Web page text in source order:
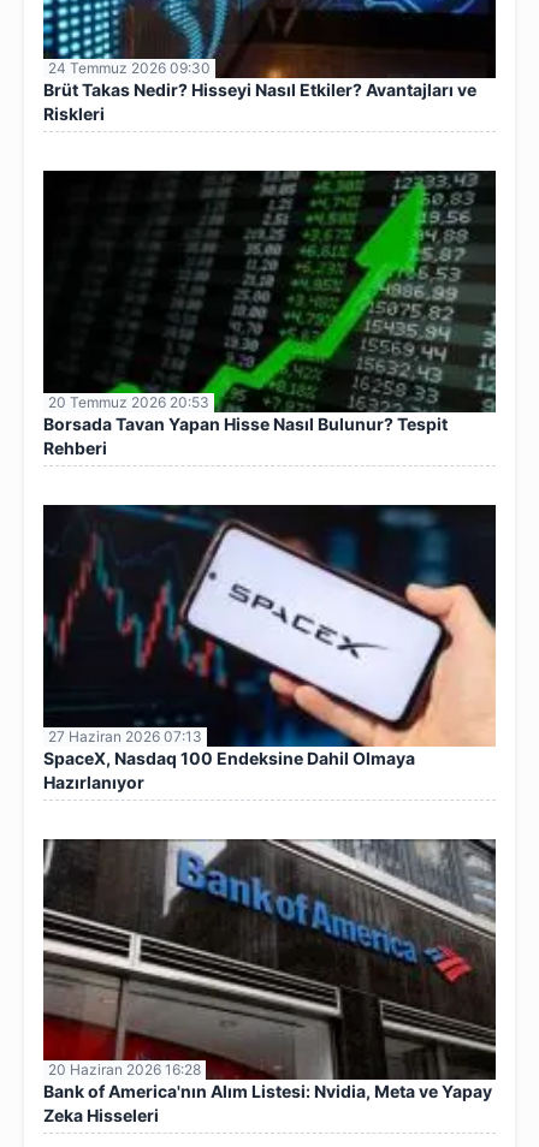
24 Temmuz 2026 09:30
Brüt Takas Nedir? Hisseyi Nasıl Etkiler? Avantajları ve
Riskleri
20 Temmuz 2026 20:53
Borsada Tavan Yapan Hisse Nasıl Bulunur? Tespit
Rehberi
27 Haziran 2026 07:13
SpaceX, Nasdaq 100 Endeksine Dahil Olmaya
Hazırlanıyor
20 Haziran 2026 16:28
Bank of America'nın Alım Listesi: Nvidia, Meta ve Yapay
Zeka Hisseleri